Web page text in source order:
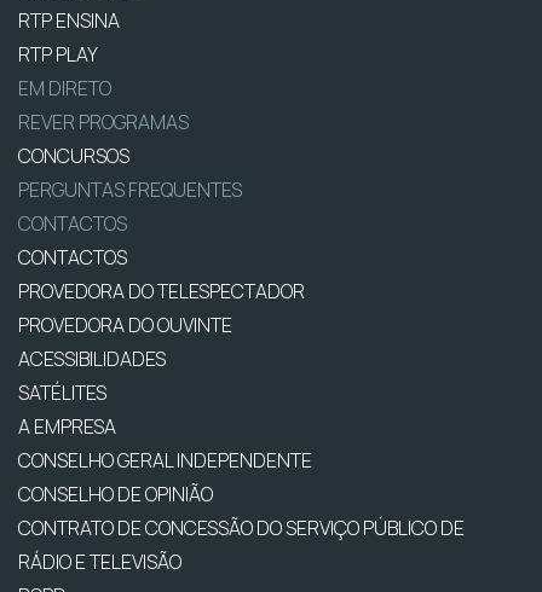
RTP ENSINA
RTP PLAY
EM DIRETO
REVER PROGRAMAS
CONCURSOS
PERGUNTAS FREQUENTES
CONTACTOS
CONTACTOS
PROVEDORA DO TELESPECTADOR
PROVEDORA DO OUVINTE
ACESSIBILIDADES
SATÉLITES
A EMPRESA
CONSELHO GERAL INDEPENDENTE
CONSELHO DE OPINIÃO
CONTRATO DE CONCESSÃO DO SERVIÇO PÚBLICO DE
RÁDIO E TELEVISÃO